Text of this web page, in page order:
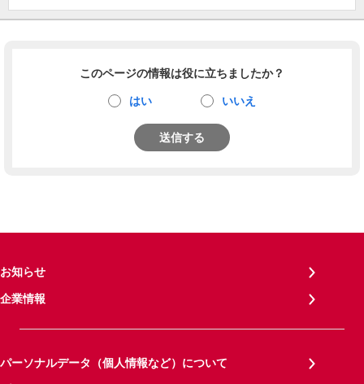
このページの情報は役に立ちましたか？
はい いいえ
送信する
お知らせ
企業情報
パーソナルデータ（個人情報など）について